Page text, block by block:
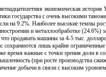
экономическая
государства с очень высокими
на 9.2%. Наиболее высокие темпы
и металлообработке (24.6%)
что продавать машины за 4-5 тыс.
сохраняются лишь крайне
время важные с точки зрения доли в
(при росте производства
добычи в связи с высоким